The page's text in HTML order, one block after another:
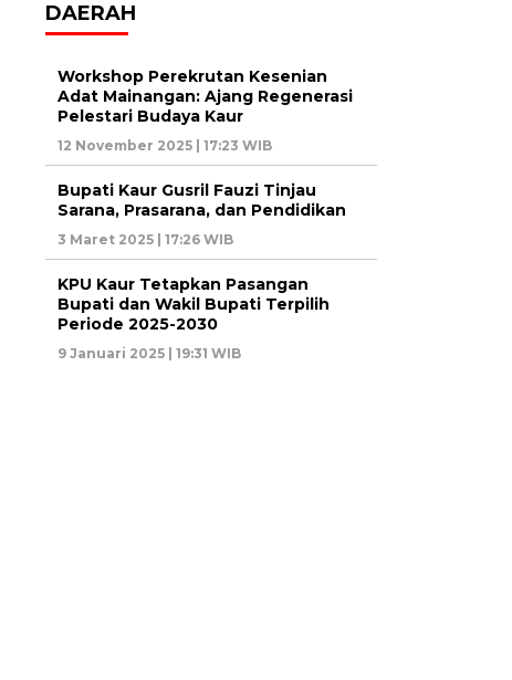
DAERAH
Workshop Perekrutan Kesenian
Adat Mainangan: Ajang Regenerasi
Pelestari Budaya Kaur
12 November 2025 | 17:23 WIB
Bupati Kaur Gusril Fauzi Tinjau
Sarana, Prasarana, dan Pendidikan
3 Maret 2025 | 17:26 WIB
KPU Kaur Tetapkan Pasangan
Bupati dan Wakil Bupati Terpilih
Periode 2025-2030
9 Januari 2025 | 19:31 WIB